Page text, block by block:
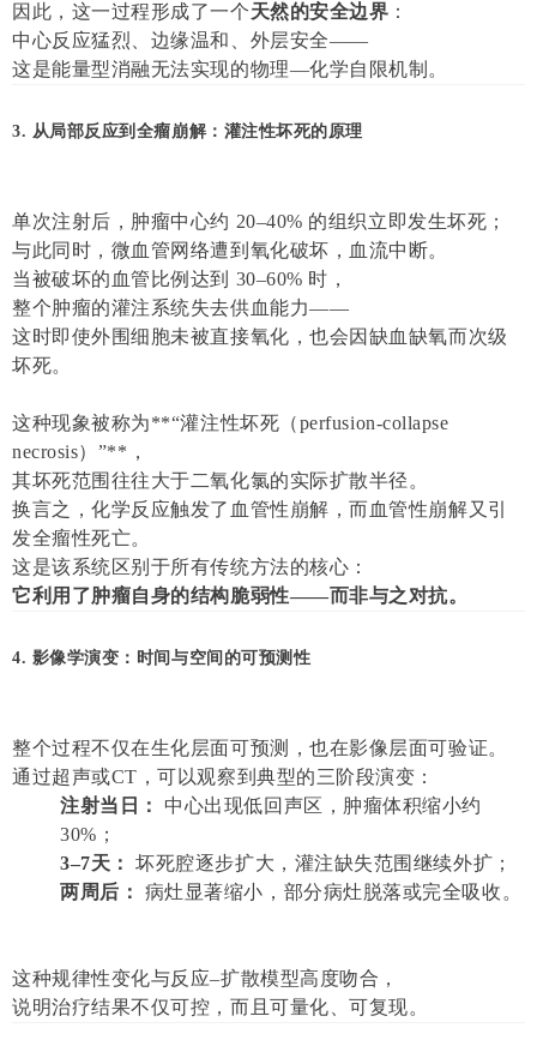
因此，这一过程形成了一个天然的安全边界 ：
中心反应猛烈、边缘温和、外层安全——
这是能量型消融无法实现的物理—化学自限机制。
3. 从局部反应到全瘤崩解：灌注性坏死的原理
单次注射后，肿瘤中心约 20–40% 的组织立即发生坏死；
与此同时，微血管网络遭到氧化破坏，血流中断。
当被破坏的血管比例达到 30–60% 时，
整个肿瘤的灌注系统失去供血能力——
这时即使外围细胞未被直接氧化，也会因缺血缺氧而次级
坏死。
这种现象被称为**“灌注性坏死（perfusion-collapse
necrosis）”**，
其坏死范围往往大于二氧化氯的实际扩散半径。
换言之，化学反应触发了血管性崩解，而血管性崩解又引
发全瘤性死亡。
这是该系统区别于所有传统方法的核心：
它利用了肿瘤自身的结构脆弱性——而非与之对抗。
4. 影像学演变：时间与空间的可预测性
整个过程不仅在生化层面可预测，也在影像层面可验证。
通过超声或CT，可以观察到典型的三阶段演变：
注射当日：
中心出现低回声区，肿瘤体积缩小约
30%；
3–7天：
坏死腔逐步扩大，灌注缺失范围继续外扩；
两周后：
病灶显著缩小，部分病灶脱落或完全吸收。
这种规律性变化与反应–扩散模型高度吻合，
说明治疗结果不仅可控，而且可量化、可复现。